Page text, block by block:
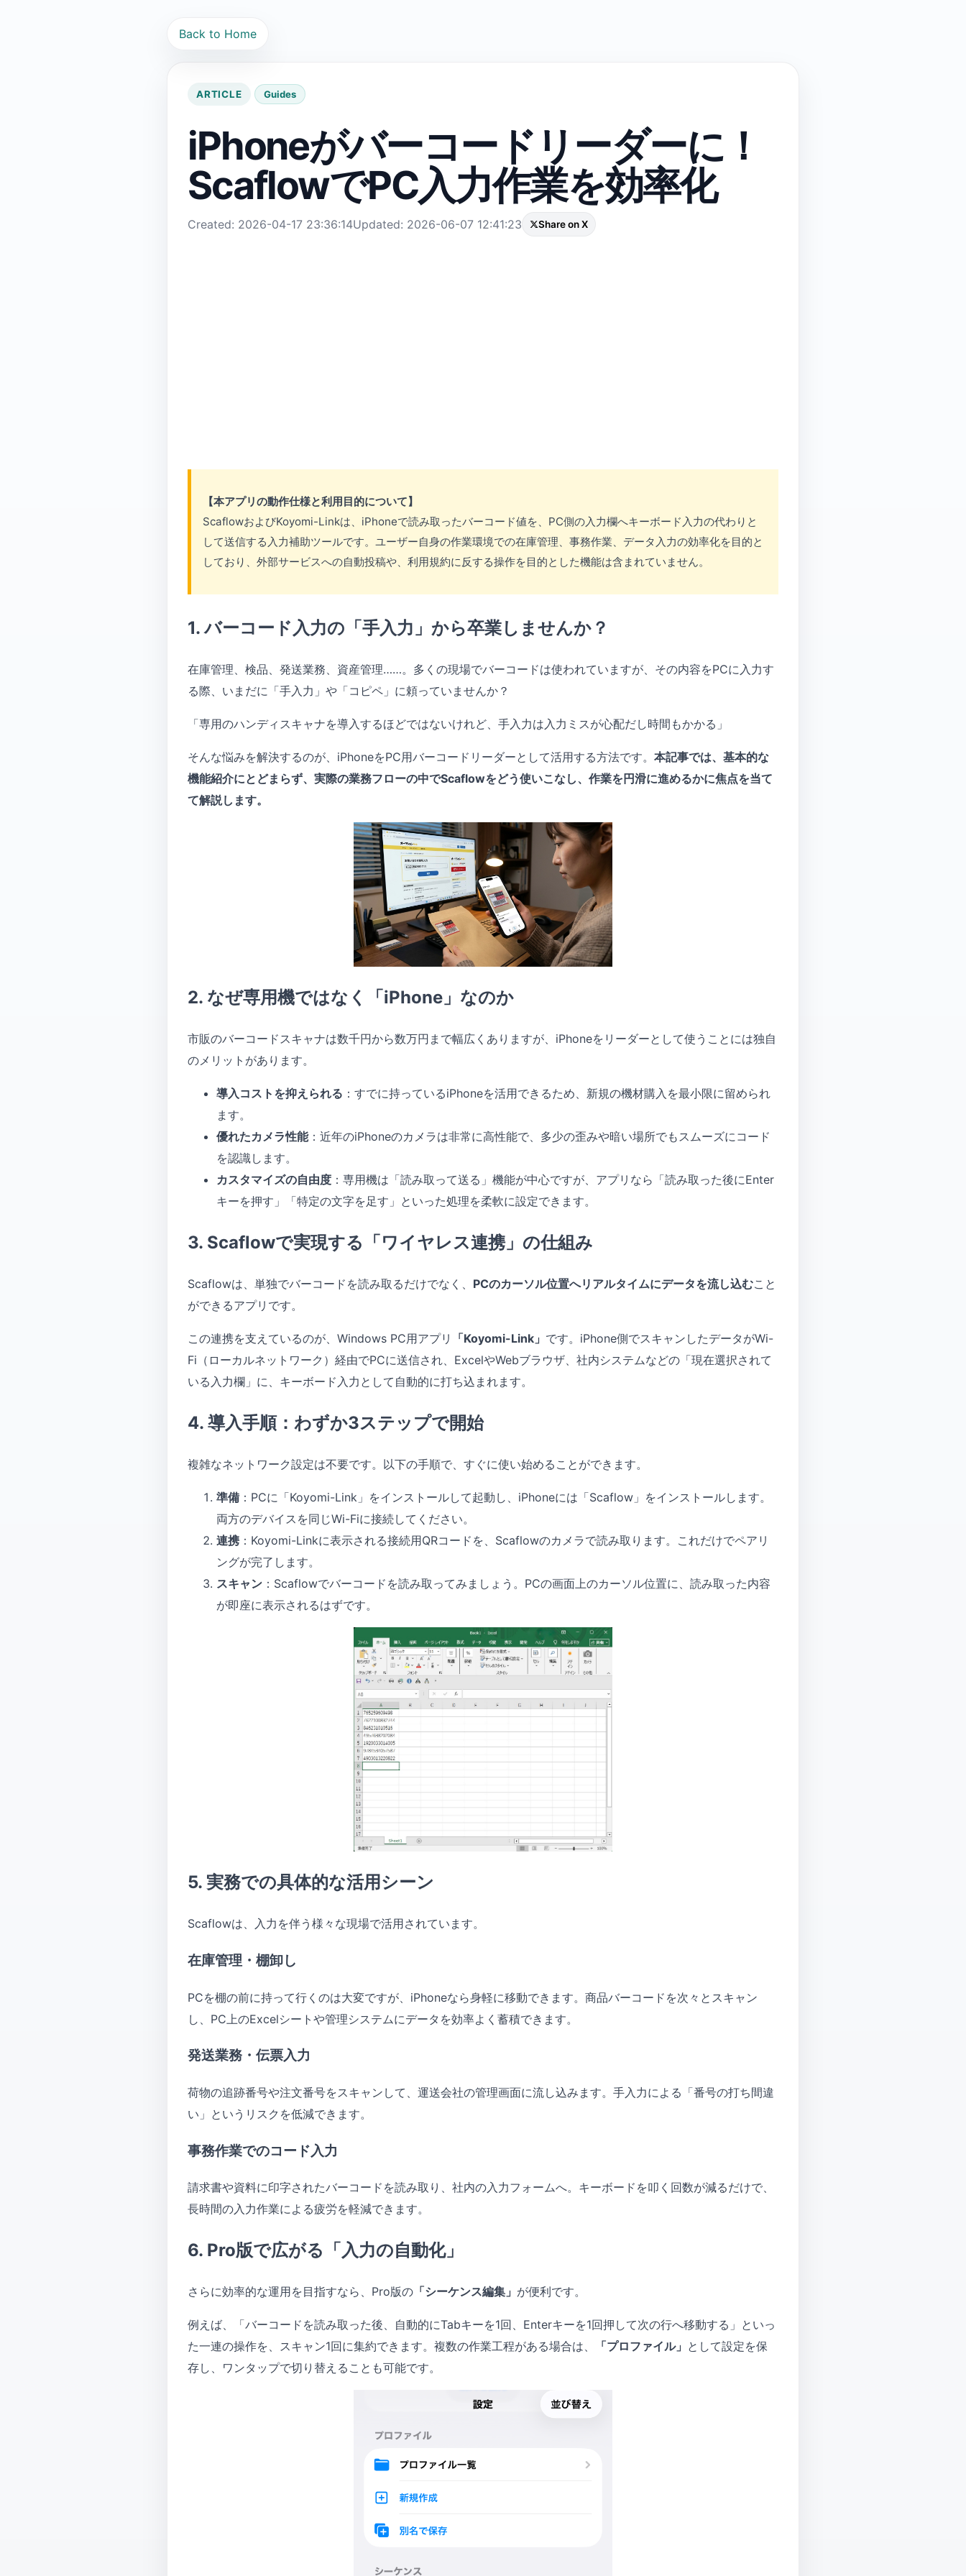
Back to Home
ARTICLE Guides
iPhoneがバーコードリーダーに！
ScaflowでPC入力作業を効率化
Created: 2026-04-17 23:36:14Updated: 2026-06-07 12:41:23 Share on X
【本アプリの動作仕様と利用目的について】
ScaflowおよびKoyomi-Linkは、iPhoneで読み取ったバーコード値を、PC側の入力欄へキーボード入力の代わりと
して送信する入力補助ツールです。ユーザー自身の作業環境での在庫管理、事務作業、データ入力の効率化を目的と
しており、外部サービスへの自動投稿や、利用規約に反する操作を目的とした機能は含まれていません。
1. バーコード入力の「手入力」から卒業しませんか？
在庫管理、検品、発送業務、資産管理……。多くの現場でバーコードは使われていますが、その内容をPCに入力す
る際、いまだに「手入力」や「コピペ」に頼っていませんか？
「専用のハンディスキャナを導入するほどではないけれど、手入力は入力ミスが心配だし時間もかかる」
そんな悩みを解決するのが、iPhoneをPC用バーコードリーダーとして活用する方法です。 本記事では、基本的な
機能紹介にとどまらず、実際の業務フローの中でScaflowをどう使いこなし、作業を円滑に進めるかに焦点を当て
て解説します。
2. なぜ専用機ではなく「iPhone」なのか
市販のバーコードスキャナは数千円から数万円まで幅広くありますが、iPhoneをリーダーとして使うことには独自
のメリットがあります。
導入コストを抑えられる ：すでに持っているiPhoneを活用できるため、新規の機材購入を最小限に留められ
ます。
優れたカメラ性能：近年のiPhoneのカメラは非常に高性能で、多少の歪みや暗い場所でもスムーズにコード
を認識します。
カスタマイズの自由度 ：専用機は「読み取って送る」機能が中心ですが、アプリなら「読み取った後にEnter
キーを押す」「特定の文字を足す」といった処理を柔軟に設定できます。
3. Scaflowで実現する「ワイヤレス連携」の仕組み
Scaflowは、単独でバーコードを読み取るだけでなく、 PCのカーソル位置へリアルタイムにデータを流し込むこと
ができるアプリです。
この連携を支えているのが、Windows PC用アプリ 「Koyomi-Link」 です。iPhone側でスキャンしたデータがWi-
Fi（ローカルネットワーク）経由でPCに送信され、ExcelやWebブラウザ、社内システムなどの「現在選択されて
いる入力欄」に、キーボード入力として自動的に打ち込まれます。
4. 導入手順：わずか3ステップで開始
複雑なネットワーク設定は不要です。以下の手順で、すぐに使い始めることができます。
準備 ：PCに「Koyomi-Link」をインストールして起動し、iPhoneには「Scaflow」をインストールします。
両方のデバイスを同じWi-Fiに接続してください。
連携 ：Koyomi-Linkに表示される接続用QRコードを、Scaflowのカメラで読み取ります。これだけでペアリ
ングが完了します。
スキャン ：Scaflowでバーコードを読み取ってみましょう。PCの画面上のカーソル位置に、読み取った内容
が即座に表示されるはずです。
5. 実務での具体的な活用シーン
Scaflowは、入力を伴う様々な現場で活用されています。
在庫管理・棚卸し
PCを棚の前に持って行くのは大変ですが、iPhoneなら身軽に移動できます。商品バーコードを次々とスキャン
し、PC上のExcelシートや管理システムにデータを効率よく蓄積できます。
発送業務・伝票入力
荷物の追跡番号や注文番号をスキャンして、運送会社の管理画面に流し込みます。手入力による「番号の打ち間違
い」というリスクを低減できます。
事務作業でのコード入力
請求書や資料に印字されたバーコードを読み取り、社内の入力フォームへ。キーボードを叩く回数が減るだけで、
長時間の入力作業による疲労を軽減できます。
6. Pro版で広がる「入力の自動化」
さらに効率的な運用を目指すなら、Pro版の 「シーケンス編集」 が便利です。
例えば、「バーコードを読み取った後、自動的にTabキーを1回、Enterキーを1回押して次の行へ移動する」といっ
た一連の操作を、スキャン1回に集約できます。複数の作業工程がある場合は、
「プロファイル」 として設定を保
存し、ワンタップで切り替えることも可能です。